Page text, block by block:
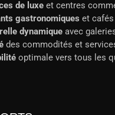
de luxe et centres
gastronomiques et
dynamique avec
des commodités et
optimale vers tous les